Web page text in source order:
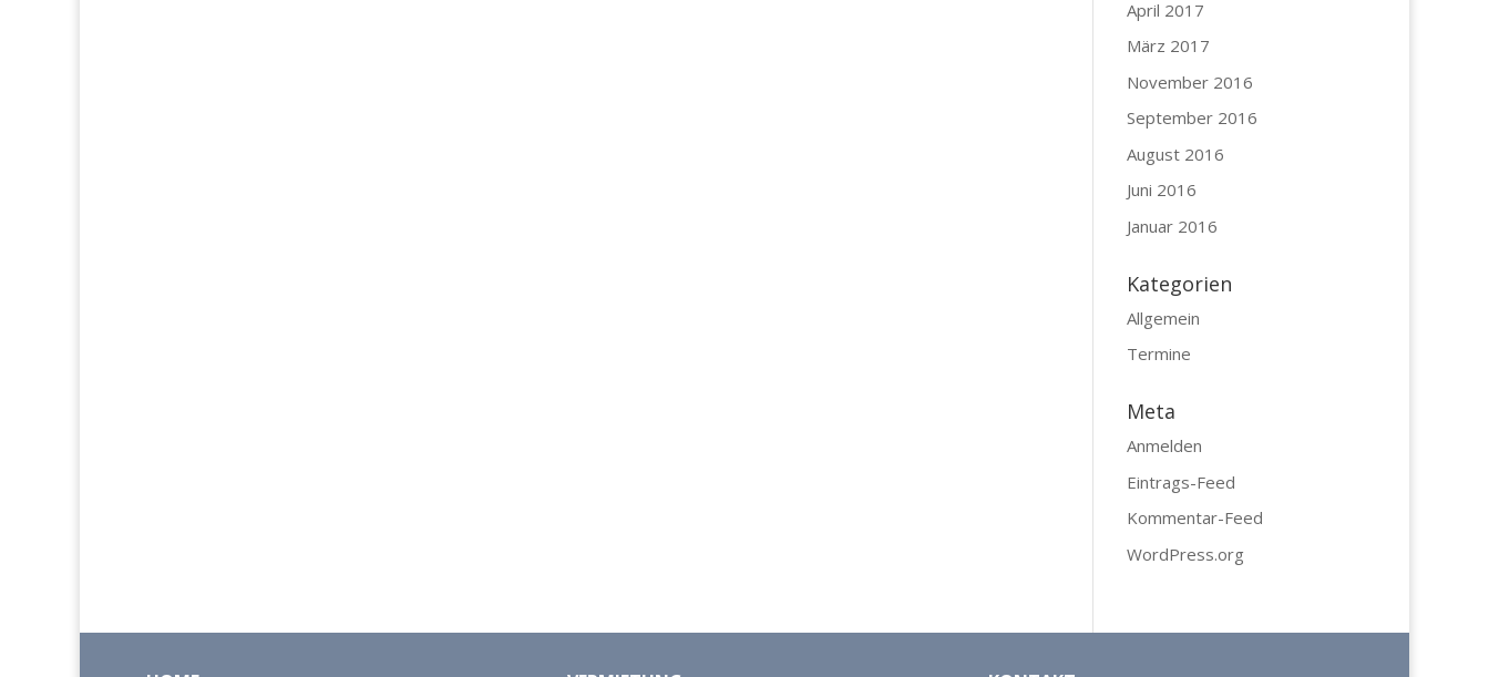
April 2017
März 2017
November 2016
September 2016
August 2016
Juni 2016
Januar 2016
Kategorien
Allgemein
Termine
Meta
Anmelden
Eintrags-Feed
Kommentar-Feed
WordPress.org